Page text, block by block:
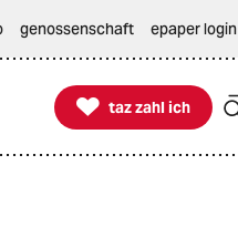
genossenschaft epaper login

taz zahl ich
taz zahl ich